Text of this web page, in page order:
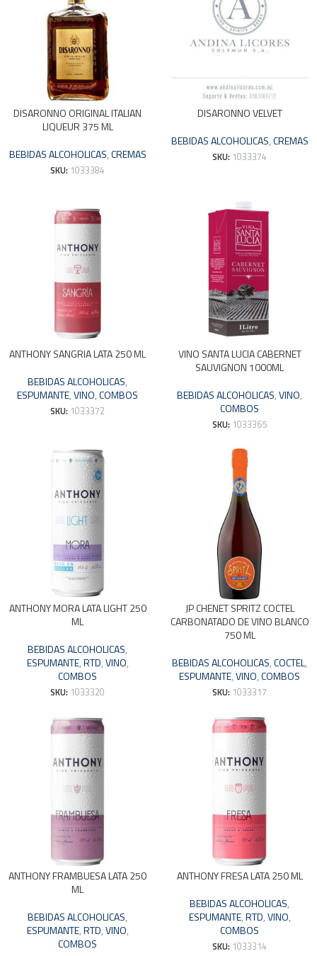
DISARONNO ORIGINAL ITALIAN
LIQUEUR 375 ML
BEBIDAS ALCOHOLICAS,CREMAS
SKU: 1033384
DISARONNO VELVET
BEBIDAS ALCOHOLICAS,CREMAS
SKU: 1033374
ANTHONY SANGRIA LATA 250 ML
BEBIDAS ALCOHOLICAS,
ESPUMANTE,VINO,COMBOS
SKU: 1033372
VINO SANTA LUCIA CABERNET
SAUVIGNON 1000ML
BEBIDAS ALCOHOLICAS,VINO,
COMBOS
SKU: 1033365
ANTHONY MORA LATA LIGHT 250
ML
BEBIDAS ALCOHOLICAS,
ESPUMANTE,RTD,VINO,
COMBOS
SKU: 1033320
JP CHENET SPRITZ COCTEL
CARBONATADO DE VINO BLANCO
750 ML
BEBIDAS ALCOHOLICAS,COCTEL,
ESPUMANTE,VINO,COMBOS
SKU: 1033317
ANTHONY FRAMBUESA LATA 250
ML
BEBIDAS ALCOHOLICAS,
ESPUMANTE,RTD,VINO,
COMBOS
ANTHONY FRESA LATA 250 ML
BEBIDAS ALCOHOLICAS,
ESPUMANTE,RTD,VINO,
COMBOS
SKU: 1033314